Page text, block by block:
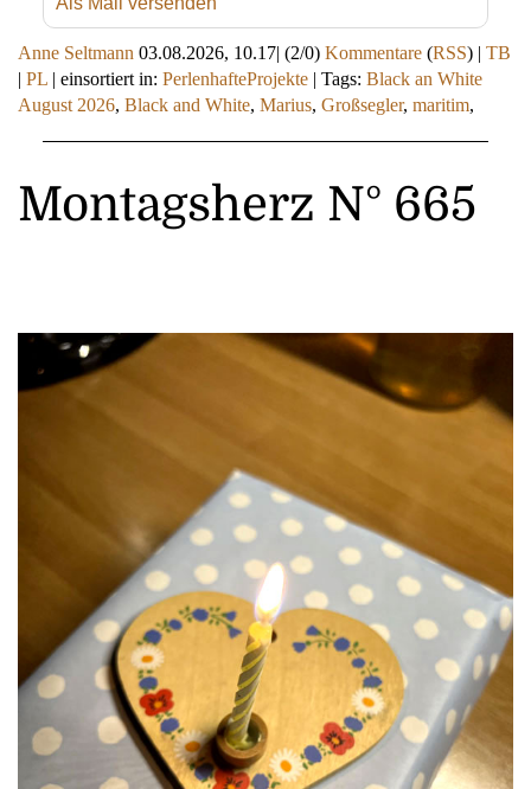
Anne Seltmann 03.08.2026, 10.17| (2/0) Kommentare (RSS) | TB
| PL | einsortiert in: PerlenhafteProjekte | Tags: Black an White
August 2026, Black and White, Marius, Großsegler, maritim,
Montagsherz N° 665